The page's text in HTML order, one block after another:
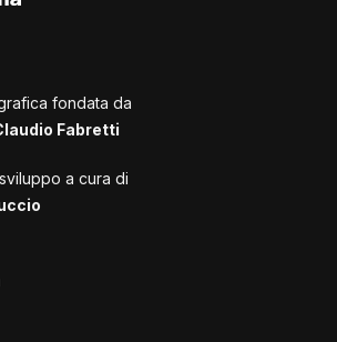
fondata da
Fabretti
a cura di